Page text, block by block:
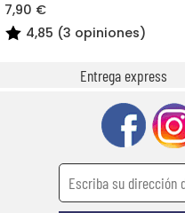
7,90 €
4,85 (3 opiniones)
Entrega express